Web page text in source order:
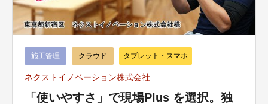
施工管理 クラウド タブレット・スマホ
ネクストイノベーション株式会社
「使いやすさ」で現場Plus を選択。独